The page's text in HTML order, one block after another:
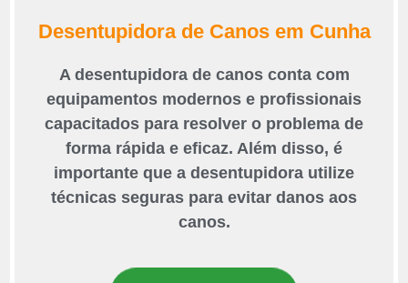
Desentupidora de Canos em Cunha
A desentupidora de canos conta com
equipamentos modernos e profissionais
capacitados para resolver o problema de
forma rápida e eficaz. Além disso, é
importante que a desentupidora utilize
técnicas seguras para evitar danos aos
canos.